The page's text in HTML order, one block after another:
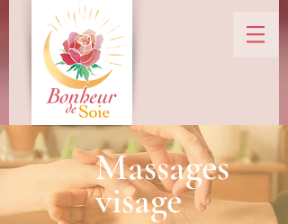
Massages
visage